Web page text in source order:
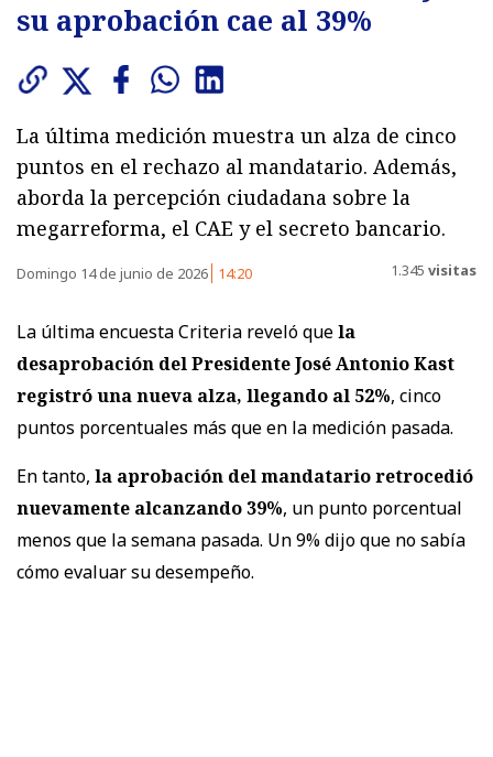
su aprobación cae al 39%
La última medición muestra un alza de cinco
puntos en el rechazo al mandatario. Además,
aborda la percepción ciudadana sobre la
megarreforma, el CAE y el secreto bancario.
Domingo 14 de junio de 2026 14:20 1.345 visitas
La última encuesta Criteria reveló quela
desaprobación del Presidente José Antonio Kast
registró una nueva alza, llegando al 52%, cinco
puntos porcentuales más que en la medición pasada.
En tanto, la aprobación del mandatario retrocedió
nuevamente alcanzando 39%, un punto porcentual
menos que la semana pasada. Un 9% dijo que no sabía
cómo evaluar su desempeño.